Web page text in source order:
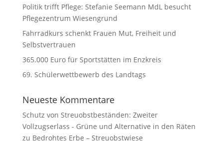
Politik trifft Pflege: Stefanie Seemann MdL besucht
Pflegezentrum Wiesengrund
Fahrradkurs schenkt Frauen Mut, Freiheit und
Selbstvertrauen
365.000 Euro für Sportstätten im Enzkreis
69. Schülerwettbewerb des Landtags
Neueste Kommentare
Schutz von Streuobstbeständen: Zweiter
Vollzugserlass - Grüne und Alternative in den Räten
zu Bedrohtes Erbe – Streuobstwiese